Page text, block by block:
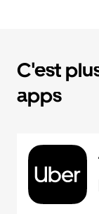
C'est
apps